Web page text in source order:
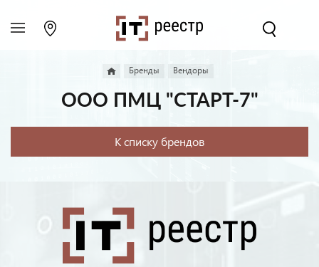
Бренды Вендоры
ООО ПМЦ "СТАРТ-7"
К списку брендов